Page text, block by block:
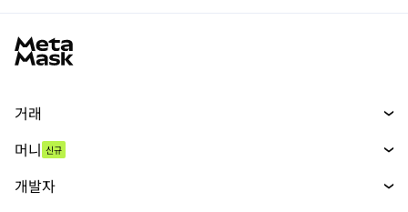
거래
무기한 선물
머니 신규
개발자